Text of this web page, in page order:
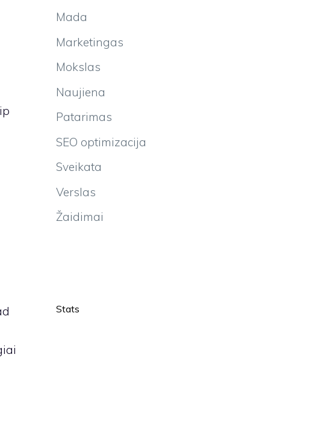
Mada
Marketingas
Mokslas
Naujiena
Patarimas
SEO optimizacija
Sveikata
Verslas
Žaidimai
Stats